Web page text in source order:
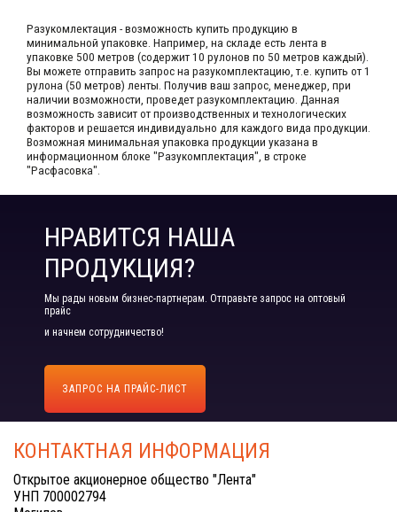
Разукомлектация - возможность купить продукцию в
минимальной упаковке. Например, на складе​ есть лента в
упаковке 500 метров (содержит 10 рулонов по 50 метров каждый).​
Вы можете отправить запрос на разукомплектацию, т.е. купить от 1
рулона (50 метров) ленты. Получив ваш запрос,​ менеджер, при
наличии возможности, проведет разукомплектацию. Данная
возможность зависит от производственных​ и технологических
факторов и решается индивидуально для каждого вида продукции.​
Возможная минимальная упаковка продукции указана в
информационном блоке "Разукомплектация", в строке
"Расфасовка".
НРАВИТСЯ НАША
ПРОДУКЦИЯ?
Мы рады новым бизнес-партнерам. Отправьте запрос на оптовый
прайс
и начнем сотрудничество!
ЗАПРОС НА ПРАЙС-ЛИСТ
КОНТАКТНАЯ ИНФОРМАЦИЯ
Открытое акционерное общество "Лента"
УНП 700002794